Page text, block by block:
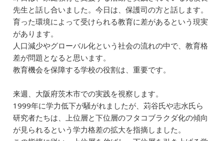
c
e
b
o
o
k
e ai
l
k
e
dI
n
e
n
先生と話し合いました。今日は、保護司の方と話します。
育った環境によって受けられる教育に差があるという現実
があります。
人口減少やグローバル化という社会の流れの中で、教育格
差が問題となると思います。
教育機会を保障する学校の役割は、重要です。
来週、大阪府茨木市での実践を視察します。
1999年に学力低下が騒がれましたが、苅谷氏や志水氏ら
研究者たちは、上位層と下位層のフタコブラクダ化の傾向
が見られるという学力格差の拡大を指摘しました。